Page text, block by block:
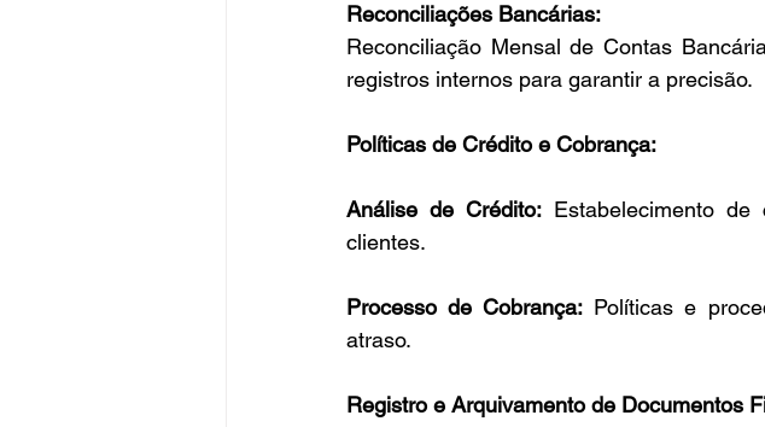
Reconciliações Bancárias:
Reconciliação Mensal de Contas
registros internos para garantir a precisão.
Políticas de Crédito e Cobrança:
Análise de Crédito: Estabelecimento
clientes.
Processo de Cobrança: Políticas e
atraso.
Registro e Arquivamento de Documentos